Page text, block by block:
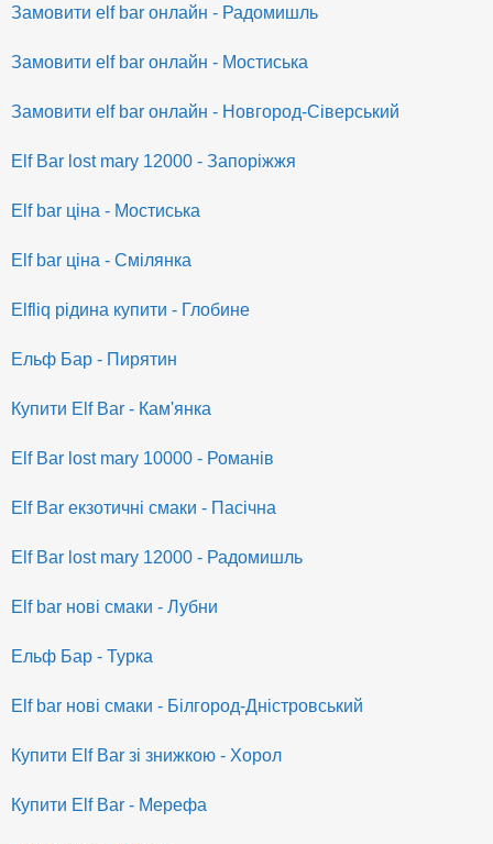
Замовити elf bar онлайн - Радомишль
Замовити elf bar онлайн - Мостиська
Замовити elf bar онлайн - Новгород-Сіверський
Elf Bar lost mary 12000 - Запоріжжя
Elf bar ціна - Мостиська
Elf bar ціна - Смілянка
Elfliq рідина купити - Глобине
Ельф Бар - Пирятин
Купити Elf Bar - Кам'янка
Elf Bar lost mary 10000 - Романів
Elf Bar екзотичні смаки - Пасічна
Elf Bar lost mary 12000 - Радомишль
Elf bar нові смаки - Лубни
Ельф Бар - Турка
Elf bar нові смаки - Білгород-Дністровський
Купити Elf Bar зі знижкою - Хорол
Купити Elf Bar - Мерефа